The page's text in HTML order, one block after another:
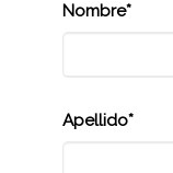
Nombre*
Apellido*